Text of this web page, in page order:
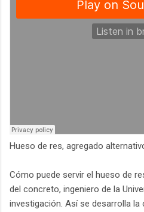
Hueso de res, agregado
Cómo puede servir el hueso de
del concreto, ingeniero de la
investigación. Así se desarrolla